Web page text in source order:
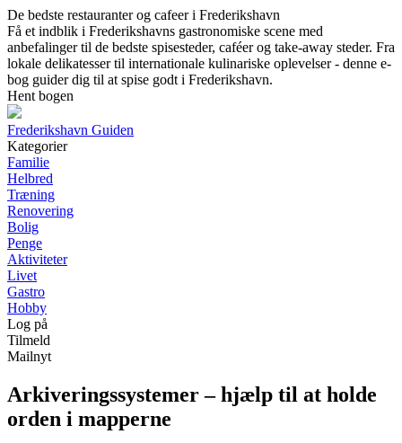
De bedste restauranter og cafeer i Frederikshavn
Få et indblik i Frederikshavns gastronomiske scene med
anbefalinger til de bedste spisesteder, caféer og take-away steder. Fra
lokale delikatesser til internationale kulinariske oplevelser - denne e-
bog guider dig til at spise godt i Frederikshavn.
Hent bogen
Frederikshavn Guiden
Kategorier
Familie
Helbred
Træning
Renovering
Bolig
Penge
Aktiviteter
Livet
Gastro
Hobby
Log på
Tilmeld
Mailnyt
Arkiveringssystemer – hjælp til at holde
orden i mapperne